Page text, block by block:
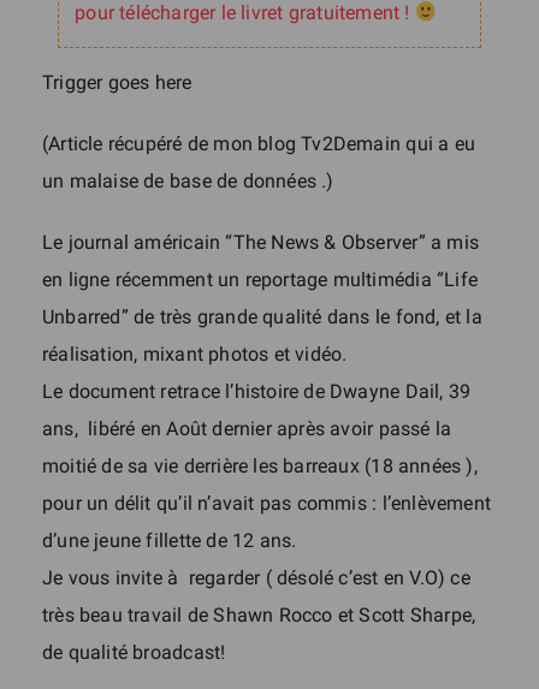
pour télécharger le livret gratuitement !
Trigger goes here
(Article récupéré de mon blog Tv2Demain qui a eu
un malaise de base de données .)
Le journal américain “The News & Observer” a mis
en ligne récemment un reportage multimédia “Life
Unbarred” de très grande qualité dans le fond, et la
réalisation, mixant photos et vidéo.
Le document retrace l’histoire de Dwayne Dail, 39
ans, libéré en Août dernier après avoir passé la
moitié de sa vie derrière les barreaux (18 années ),
pour un délit qu’il n’avait pas commis : l’enlèvement
d’une jeune fillette de 12 ans.
Je vous invite à regarder ( désolé c’est en V.O) ce
très beau travail de Shawn Rocco et Scott Sharpe,
de qualité broadcast!